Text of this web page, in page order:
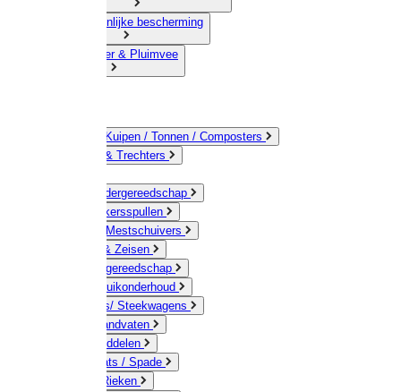
11) Persoonlijke bescherming
12) Kleindier & Pluimvee
Emmers / Kuipen / Tonnen / Composters
Jerrycans & Trechters
Hand-/ Kindergereedschap
Stratenmakersspullen
Sneeuw- / Mestschuivers
Baggeren & Zeisen
Elektrisch gereedschap
Boom / Struikonderhoud
Kruiwagens/ Steekwagens
Stelen / Handvaten
Tuinhulpmiddelen
Schop / Bats / Spade
Vorken & Rieken